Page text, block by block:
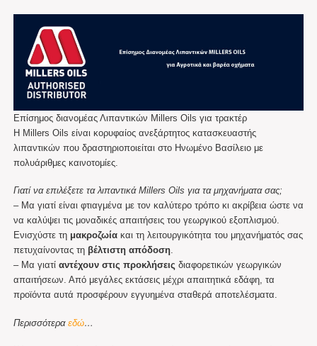
Επίσημος διανομέας Λιπαντικών Millers Oils για τρακτέρ
Η Millers Oils είναι κορυφαίος ανεξάρτητος κατασκευαστής
λιπαντικών που δραστηριοποιείται στο Ηνωμένο Βασίλειο με
πολυάριθμες καινοτομίες.
Γιατί να επιλέξετε τα λιπαντικά Millers Oils για τα μηχανήματα σας;
– Μα γιατί είναι φτιαγμένα με τον καλύτερο τρόπο κι ακρίβεια ώστε να
να καλύψει τις μοναδικές απαιτήσεις του γεωργικού εξοπλισμού.
Ενισχύστε τη μακροζωίακαι τη λειτουργικότητα του μηχανήματός σας
πετυχαίνοντας τη βέλτιστη απόδοση.
– Μα γιατί αντέχουν στις προκλήσεις διαφορετικών γεωργικών
απαιτήσεων. Από μεγάλες εκτάσεις μέχρι απαιτητικά εδάφη, τα
προϊόντα αυτά προσφέρουν εγγυημένα σταθερά αποτελέσματα.
Περισσότερα εδώ…